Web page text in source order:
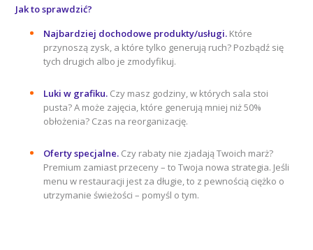
Jak to sprawdzić?
Najbardziej dochodowe produkty/usługi. Które
przynoszą zysk, a które tylko generują ruch? Pozbądź się
tych drugich albo je zmodyfikuj.
Luki w grafiku. Czy masz godziny, w których sala stoi
pusta? A może zajęcia, które generują mniej niż 50%
obłożenia? Czas na reorganizację.
Oferty specjalne. Czy rabaty nie zjadają Twoich marż?
Premium zamiast przeceny – to Twoja nowa strategia. Jeśli
menu w restauracji jest za długie, to z pewnością ciężko o
utrzymanie świeżości – pomyśl o tym.